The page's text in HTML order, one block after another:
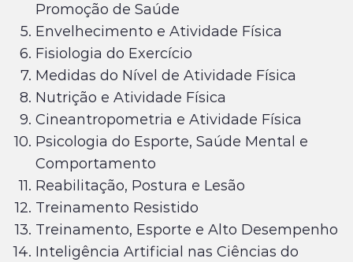
Promoção de Saúde
Envelhecimento e Atividade Física
Fisiologia do Exercício
Medidas do Nível de Atividade Física
Nutrição e Atividade Física
Cineantropometria e Atividade Física
Psicologia do Esporte, Saúde Mental e
Comportamento
Reabilitação, Postura e Lesão
Treinamento Resistido
Treinamento, Esporte e Alto Desempenho
Inteligência Artificial nas Ciências do